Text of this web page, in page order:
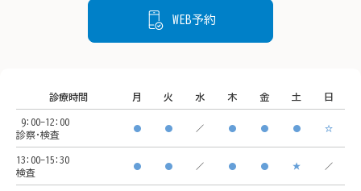
〒220-0005
神奈川県横浜市西区南幸２
🚃アクセス方法
イオンモール「CeeU
薬による除菌治療でリスク
🚃ア
横浜
WEB予約
診療時間 月 火 水 木 金 土 日
9:00-12:00
診察･検査
● ● ／ ● ● ● ☆
13:00-15:30
検査
● ● ／ ● ● ★ ／